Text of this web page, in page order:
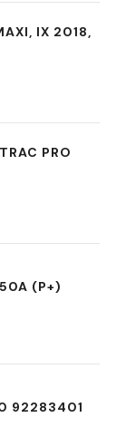
IX 2018,
PRO
(P+)
92283401